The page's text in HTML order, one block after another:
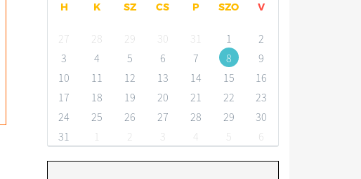
H K SZ CS P SZO V
27 28 29 30 31 1
2
3
4 5 6 7 8
9
10
11 12 13 14 15
16
17
18 19 20 21 22
23
24
25 26 27 28 29
30
31
1 2 3 4 5 6